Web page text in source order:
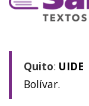
Quito: UIDE
Bolívar.